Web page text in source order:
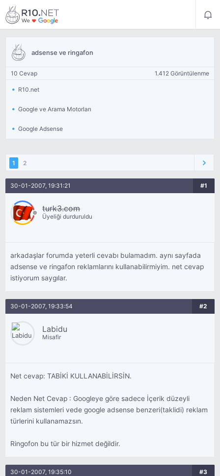
adsense ve ringafon
10 Cevap 1.412 Görüntülenme
R10.net
Google ve Arama Motorları
Google Adsense
1 2
30-01-2007, 19:31:21 #1
turk3.com
Üyeliği durduruldu
arkadaşlar forumda yeterli cevabı bulamadım. aynı sayfada
adsense ve ringafon reklamlarını kullanabilirmiyim. net cevap
istiyorum saygılar.
30-01-2007, 19:33:54 #2
Labidu
Misafir
Net cevap: TABİKİ KULLANABİLİRSİN.
Neden Net Cevap : Googleye göre sadece İçerik düzeyli
reklam sistemleri vede google adsense benzeri(taklidi) reklam
türlerini kullanamazsın.
Ringofon bu tür bir hizmet değildir.
30-01-2007, 19:35:10 #3